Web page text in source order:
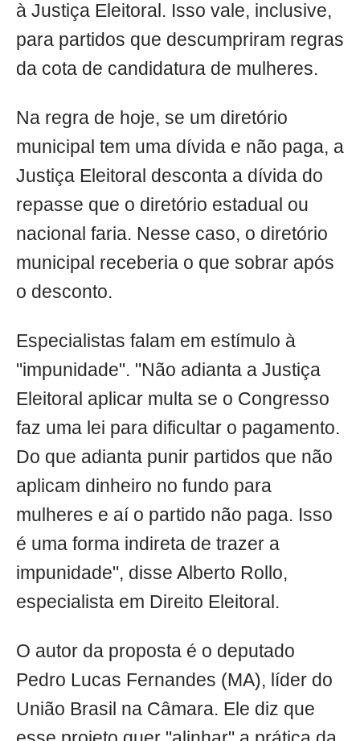
à Justiça Eleitoral. Isso vale, inclusive,
para partidos que descumpriram regras
da cota de candidatura de mulheres.
Na regra de hoje, se um diretório
municipal tem uma dívida e não paga, a
Justiça Eleitoral desconta a dívida do
repasse que o diretório estadual ou
nacional faria. Nesse caso, o diretório
municipal receberia o que sobrar após
o desconto.
Especialistas falam em estímulo à
"impunidade". "Não adianta a Justiça
Eleitoral aplicar multa se o Congresso
faz uma lei para dificultar o pagamento.
Do que adianta punir partidos que não
aplicam dinheiro no fundo para
mulheres e aí o partido não paga. Isso
é uma forma indireta de trazer a
impunidade", disse Alberto Rollo,
especialista em Direito Eleitoral.
O autor da proposta é o deputado
Pedro Lucas Fernandes (MA), líder do
União Brasil na Câmara. Ele diz que